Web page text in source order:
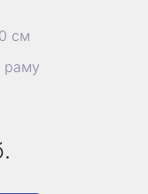
см
раму